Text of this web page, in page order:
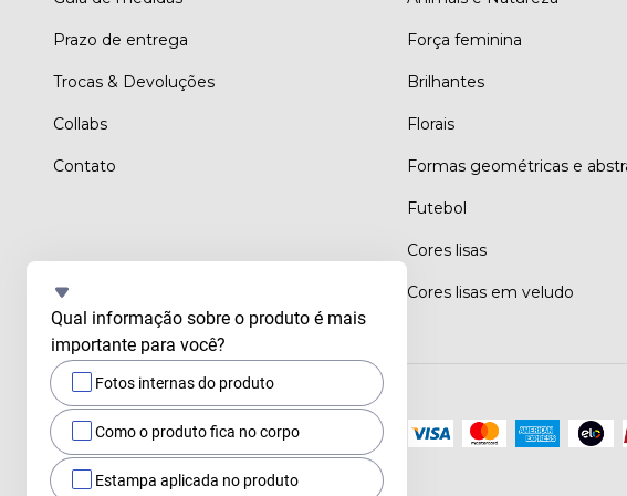
Prazo de entrega
Trocas & Devoluções
Collabs
Contato
Força feminina
Brilhantes
Florais
Formas geométricas e
Futebol
Cores lisas
Cores lisas em veludo
Meios de pagamento
Qual informação sobre o produto é mais
importante para você?
Fotos internas do produto
Como o produto fica no corpo
Estampa aplicada no produto